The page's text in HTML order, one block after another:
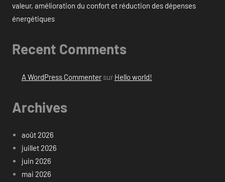
valeur, amélioration du confort et réduction des dépenses
énergétiques
Recent Comments
A WordPress Commentersur Hello world!
Archives
août 2026
juillet 2026
juin 2026
mai 2026